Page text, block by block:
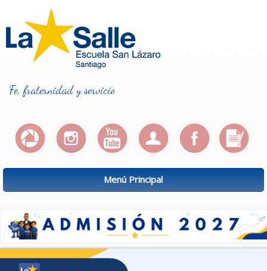
Fe, fraternidad y servicio
Menú Principal